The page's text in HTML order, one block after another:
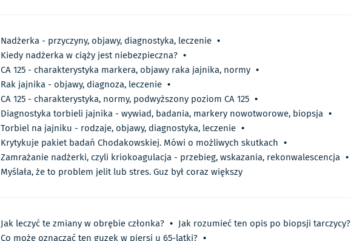
Nadżerka - przyczyny, objawy, diagnostyka, leczenie •
Kiedy nadżerka w ciąży jest niebezpieczna? •
CA 125 - charakterystyka markera, objawy raka jajnika, normy •
Rak jajnika - objawy, diagnoza, leczenie •
CA 125 - charakterystyka, normy, podwyższony poziom CA 125 •
Diagnostyka torbieli jajnika - wywiad, badania, markery nowotworowe, biopsja •
Torbiel na jajniku - rodzaje, objawy, diagnostyka, leczenie •
Krytykuje pakiet badań Chodakowskiej. Mówi o możliwych skutkach •
Zamrażanie nadżerki, czyli kriokoagulacja - przebieg, wskazania, rekonwalescencja •
Myślała, że to problem jelit lub stres. Guz był coraz większy
Jak leczyć te zmiany w obrębie członka? • Jak rozumieć ten opis po biopsji tarczycy?
Co może oznaczać ten guzek w piersi u 65-latki? •